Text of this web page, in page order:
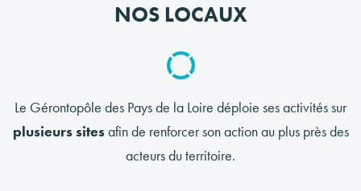
NOS LOCAUX
Le Gérontopôle des Pays de la Loire déploie ses activités sur
plusieurs sitesafin de renforcer son action au plus près des
acteurs du territoire.